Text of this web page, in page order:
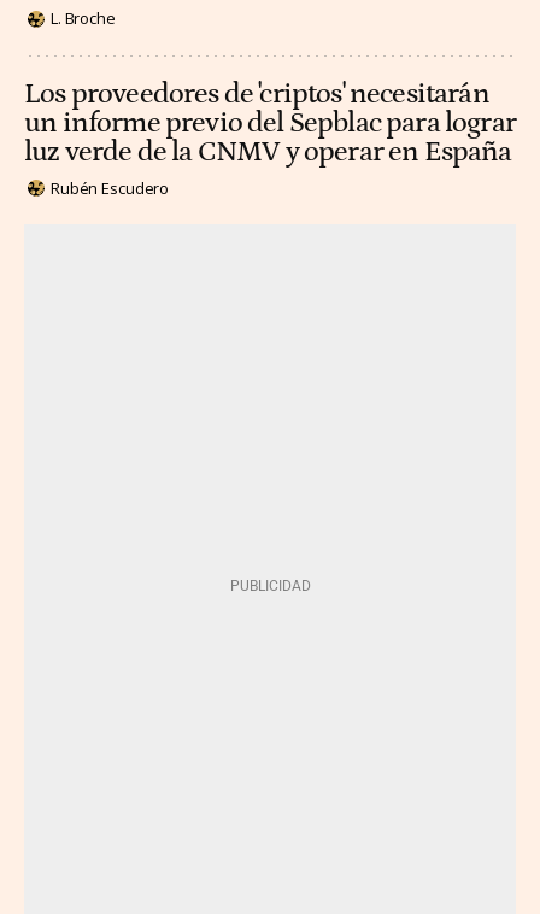
L. Broche
Los proveedores de 'criptos' necesitarán
un informe previo del Sepblac para lograr
luz verde de la CNMV y operar en España
Rubén Escudero